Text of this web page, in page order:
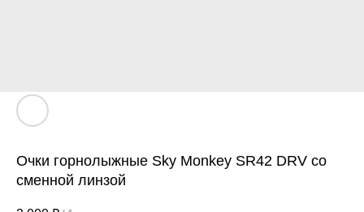
Очки горнолыжные Sky Monkey SR42 DRV со
сменной линзой